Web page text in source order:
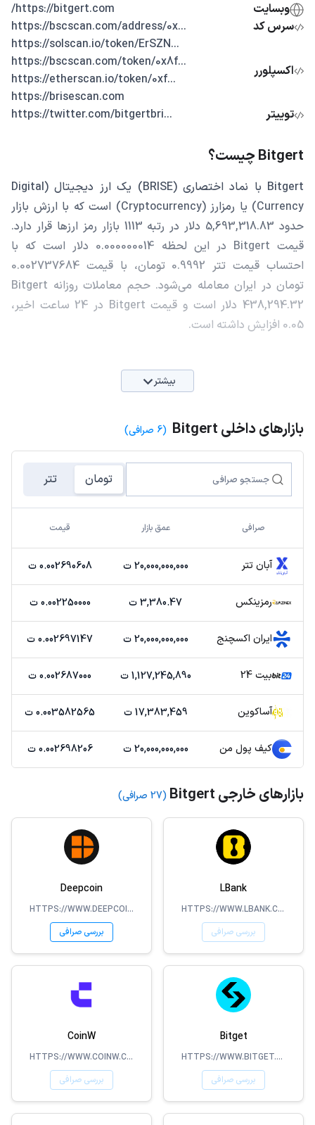
وبسایت
https://bitgert.com/
سرس کد
...https://bscscan.com/address/0x
اکسپلورر
...https://solscan.io/token/ErSZN
...https://bscscan.com/token/0x8f
...https://etherscan.io/token/0xf
https://brisescan.com
توییتر
...https://twitter.com/bitgertbri
Bitgert چیست؟
Bitgert با نماد اختصاری (BRISE) یک ارز دیجیتال (Digital
Currency) یا رمزارز (Cryptocurrency) است که با ارزش بازار
حدود 5,693,318.83 دلار در رتبه 1113 بازار رمز ارزها قرار دارد.
قیمت Bitgert در این لحظه 0.000000014 دلار است که با
احتساب قیمت تتر 0.9992 تومان، با قیمت 0.002737684
تومان در ایران معامله می‌شود. حجم معاملات روزانه Bitgert
438,294.32 دلار است و قیمت Bitgert در 24 ساعت اخیر،
0.05 افزایش داشته است.
بیشتر
بازارهای داخلی Bitgert (6 صرافی)
تومان تتر
صرافی عمق بازار قیمت
آبان تتر 20,000,000,000 ت 0.002690608 ت
رمزینکس 3,380.47 ت 0.002250000 ت
ایران اکسچنج 20,000,000,000 ت 0.002697147 ت
بیت 24 1,127,245,890 ت 0.002687000 ت
آساکوین 17,383,459 ت 0.003582565 ت
کیف پول من 20,000,000,000 ت 0.002698206 ت
بازارهای خارجی Bitgert (27 صرافی)
LBank
HTTPS://WWW.LBANK.COM/
بررسی صرافی
Deepcoin
HTTPS://WWW.DEEPCOIN.COM/CMC
بررسی صرافی
Bitget
HTTPS://WWW.BITGET.COM
بررسی صرافی
CoinW
HTTPS://WWW.COINW.COM/
بررسی صرافی